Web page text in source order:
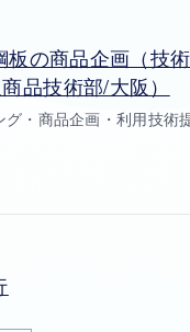
の商品企画（技
品技術部/大阪）
・商品企画・利用技術